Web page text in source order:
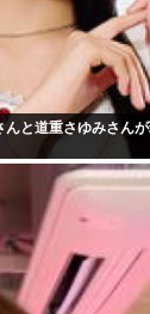
んと道重さゆみさん